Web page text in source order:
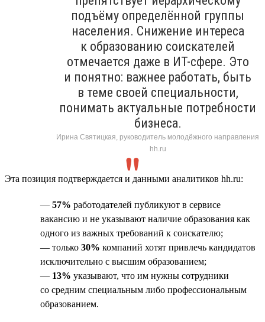
подъёму определённой группы
населения. Снижение интереса
к образованию соискателей
отмечается даже в ИТ-сфере. Это
и понятно: важнее работать, быть
в теме своей специальности,
понимать актуальные потребности
бизнеса.
Ирина Святицкая, руководитель молодёжного направления
hh.ru
Эта позиция подтверждается и данными аналитиков hh.ru:
— 57% работодателей публикуют в сервисе
вакансию и не указывают наличие образования как
одного из важных требований к соискателю;
— только 30% компаний хотят привлечь кандидатов
исключительно с высшим образованием;
— 13% указывают, что им нужны сотрудники
со средним специальным либо профессиональным
образованием.